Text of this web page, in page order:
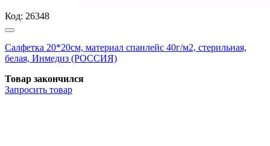
Код: 26348
Салфетка 20*20см, материал спанлейс 40г/м2, стерильная,
белая, Инмедиз (РОССИЯ)
Товар закончился
Запросить товар